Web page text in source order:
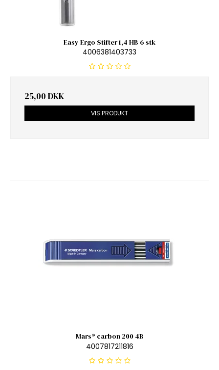
Easy Ergo Stifter 1,4 HB 6 stk
4006381403733
25,00 DKK
VIS PRODUKT
Mars® carbon 200 4B
4007817211816